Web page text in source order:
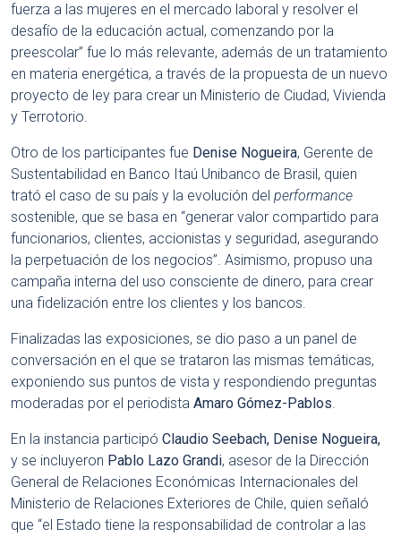
fuerza a las mujeres en el mercado laboral y resolver el
desafío de la educación actual, comenzando por la
preescolar” fue lo más relevante, además de un tratamiento
en materia energética, a través de la propuesta de un nuevo
proyecto de ley para crear un Ministerio de Ciudad, Vivienda
y Terrotorio.
Otro de los participantes fue Denise Nogueira, Gerente de
Sustentabilidad en Banco Itaú Unibanco de Brasil, quien
trató el caso de su país y la evolución del performance
sostenible, que se basa en “generar valor compartido para
funcionarios, clientes, accionistas y seguridad, asegurando
la perpetuación de los negocios”. Asimismo, propuso una
campaña interna del uso consciente de dinero, para crear
una fidelización entre los clientes y los bancos.
Finalizadas las exposiciones, se dio paso a un panel de
conversación en el que se trataron las mismas temáticas,
exponiendo sus puntos de vista y respondiendo preguntas
moderadas por el periodista Amaro Gómez-Pablos.
En la instancia participó Claudio Seebach, Denise Nogueira,
y se incluyeron Pablo Lazo Grandi, asesor de la Dirección
General de Relaciones Económicas Internacionales del
Ministerio de Relaciones Exteriores de Chile, quien señaló
que “el Estado tiene la responsabilidad de controlar a las